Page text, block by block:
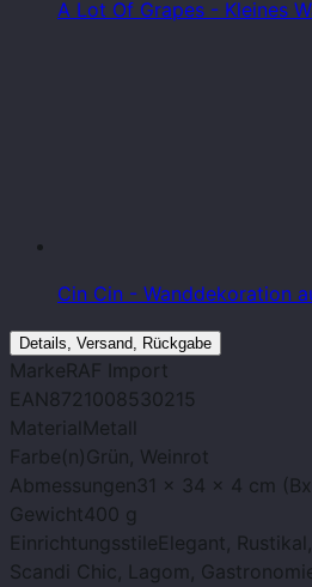
A Lot Of Grapes - Kleines
Cin Cin - Wanddekoration
Details, Versand, Rückgabe
MarkeRAF Import
EAN8721008530215
Material Metall
Farbe(n)Grün, Weinrot
Abmessungen31 x 34 x 4 cm
Gewicht400 g
EinrichtungsstileElegant,
Scandi Chic, Lagom,